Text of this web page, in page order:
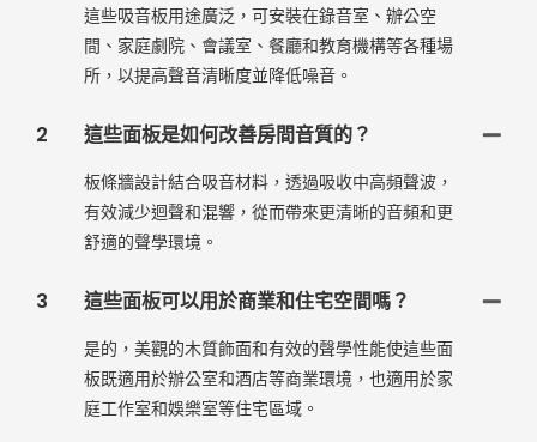
這些吸音板用途廣泛，可安裝在錄音室、辦公空
間、家庭劇院、會議室、餐廳和教育機構等各種場
所，以提高聲音清晰度並降低噪音。
2 這些面板是如何改善房間音質的？
板條牆設計結合吸音材料，透過吸收中高頻聲波，
有效減少迴聲和混響，從而帶來更清晰的音頻和更
舒適的聲學環境。
3 這些面板可以用於商業和住宅空間嗎？
是的，美觀的木質飾面和有效的聲學性能使這些面
板既適用於辦公室和酒店等商業環境，也適用於家
庭工作室和娛樂室等住宅區域。